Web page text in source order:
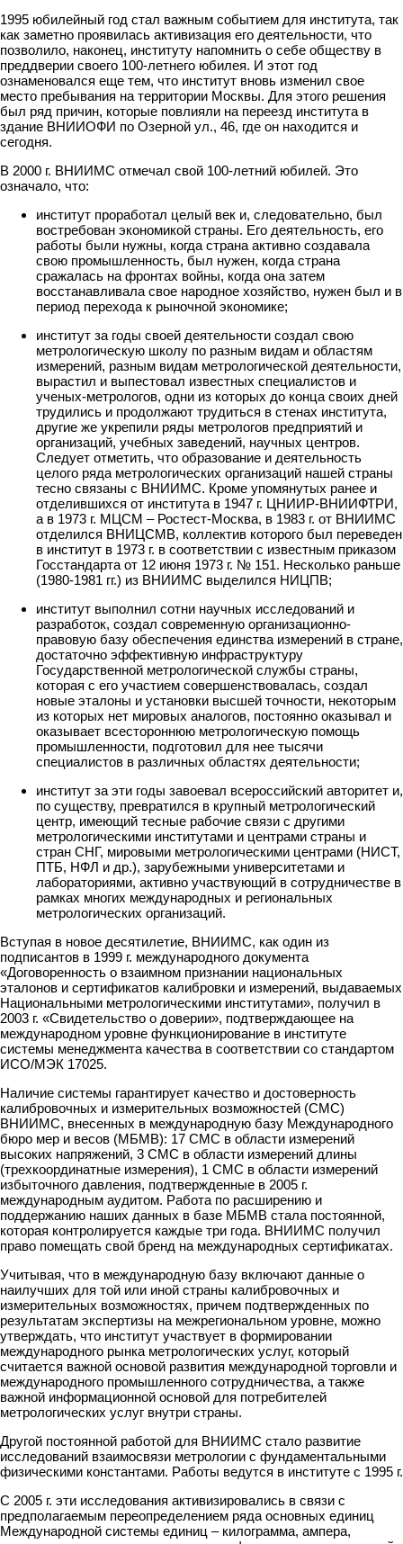
1995 юбилейный год стал важным событием для института, так
как заметно проявилась активизация его деятельности, что
позволило, наконец, институту напомнить о себе обществу в
преддверии своего 100-летнего юбилея. И этот год
ознаменовался еще тем, что институт вновь изменил свое
место пребывания на территории Москвы. Для этого решения
был ряд причин, которые повлияли на переезд института в
здание ВНИИОФИ по Озерной ул., 46, где он находится и
сегодня.
В 2000 г. ВНИИМС отмечал свой 100-летний юбилей. Это
означало, что:
институт проработал целый век и, следовательно, был
востребован экономикой страны. Его деятельность, его
работы были нужны, когда страна активно создавала
свою промышленность, был нужен, когда страна
сражалась на фронтах войны, когда она затем
восстанавливала свое народное хозяйство, нужен был и в
период перехода к рыночной экономике;
институт за годы своей деятельности создал свою
метрологическую школу по разным видам и областям
измерений, разным видам метрологической деятельности,
вырастил и выпестовал известных специалистов и
ученых-метрологов, одни из которых до конца своих дней
трудились и продолжают трудиться в стенах института,
другие же укрепили ряды метрологов предприятий и
организаций, учебных заведений, научных центров.
Следует отметить, что образование и деятельность
целого ряда метрологических организаций нашей страны
тесно связаны с ВНИИМС. Кроме упомянутых ранее и
отделившихся от института в 1947 г. ЦНИИР-ВНИИФТРИ,
а в 1973 г. МЦСМ – Ростест-Москва, в 1983 г. от ВНИИМС
отделился ВНИЦСМВ, коллектив которого был переведен
в институт в 1973 г. в соответствии с известным приказом
Госстандарта от 12 июня 1973 г. № 151. Несколько раньше
(1980-1981 гг.) из ВНИИМС выделился НИЦПВ;
институт выполнил сотни научных исследований и
разработок, создал современную организационно-
правовую базу обеспечения единства измерений в стране,
достаточно эффективную инфраструктуру
Государственной метрологической службы страны,
которая с его участием совершенствовалась, создал
новые эталоны и установки высшей точности, некоторым
из которых нет мировых аналогов, постоянно оказывал и
оказывает всестороннюю метрологическую помощь
промышленности, подготовил для нее тысячи
специалистов в различных областях деятельности;
институт за эти годы завоевал всероссийский авторитет и,
по существу, превратился в крупный метрологический
центр, имеющий тесные рабочие связи с другими
метрологическими институтами и центрами страны и
стран СНГ, мировыми метрологическими центрами (НИСТ,
ПТБ, НФЛ и др.), зарубежными университетами и
лабораториями, активно участвующий в сотрудничестве в
рамках многих международных и региональных
метрологических организаций.
Вступая в новое десятилетие, ВНИИМС, как один из
подписантов в 1999 г. международного документа
«Договоренность о взаимном признании национальных
эталонов и сертификатов калибровки и измерений, выдаваемых
Национальными метрологическими институтами», получил в
2003 г. «Свидетельство о доверии», подтверждающее на
международном уровне функционирование в институте
системы менеджмента качества в соответствии со стандартом
ИСО/МЭК 17025.
Наличие системы гарантирует качество и достоверность
калибровочных и измерительных возможностей (СМС)
ВНИИМС, внесенных в международную базу Международного
бюро мер и весов (МБМВ): 17 СМС в области измерений
высоких напряжений, 3 СМС в области измерений длины
(трехкоординатные измерения), 1 СМС в области измерений
избыточного давления, подтвержденные в 2005 г.
международным аудитом. Работа по расширению и
поддержанию наших данных в базе МБМВ стала постоянной,
которая контролируется каждые три года. ВНИИМС получил
право помещать свой бренд на международных сертификатах.
Учитывая, что в международную базу включают данные о
наилучших для той или иной страны калибровочных и
измерительных возможностях, причем подтвержденных по
результатам экспертизы на межрегиональном уровне, можно
утверждать, что институт участвует в формировании
международного рынка метрологических услуг, который
считается важной основой развития международной торговли и
международного промышленного сотрудничества, а также
важной информационной основой для потребителей
метрологических услуг внутри страны.
Другой постоянной работой для ВНИИМС стало развитие
исследований взаимосвязи метрологии с фундаментальными
физическими константами. Работы ведутся в институте с 1995 г.
С 2005 г. эти исследования активизировались в связи с
предполагаемым переопределением ряда основных единиц
Международной системы единиц – килограмма, ампера,